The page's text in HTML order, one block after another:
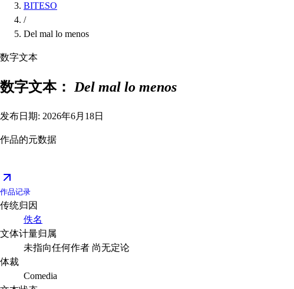
BITESO
/
Del mal lo menos
数字文本
数字文本： Del mal lo menos
发布日期: 2026年6月18日
作品的元数据
作品记录
传统归因
佚名
文体计量归属
未指向任何作者 尚无定论
体裁
Comedia